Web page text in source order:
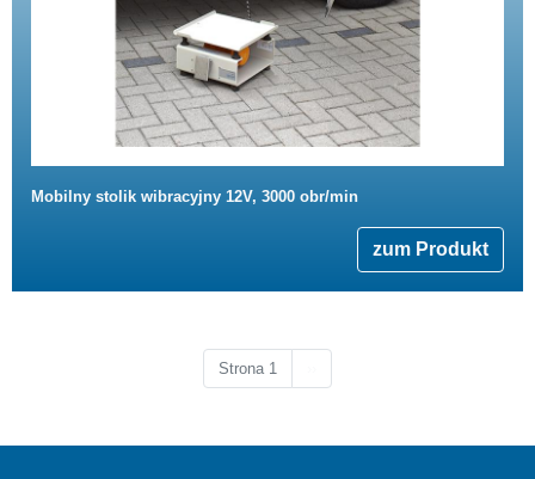
Mobilny stolik wibracyjny 12V, 3000 obr/min
zum Produkt
Strona 1